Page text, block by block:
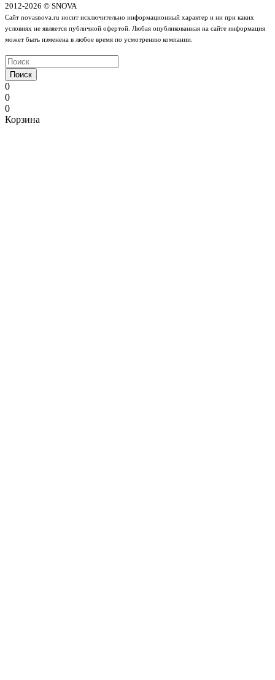
2012-2026 © SNOVA
Сайт novasnova.ru носит исключительно информационный характер и ни при каких
условиях не является публичной офертой. Любая опубликованная на сайте информация
может быть изменена в любое время по усмотрению компании.
Поиск
0
0
0
Корзина